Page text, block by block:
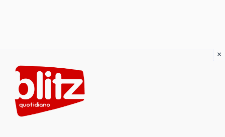
content
×